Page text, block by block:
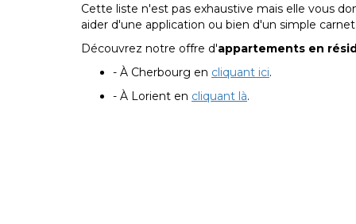
Cette liste n'est pas exhaustive mais elle vous
aider d'une application ou bien d'un simple
Découvrez notre offre d'appartements en
- À Cherbourg en cliquant ici.
- À Lorient en cliquant là.